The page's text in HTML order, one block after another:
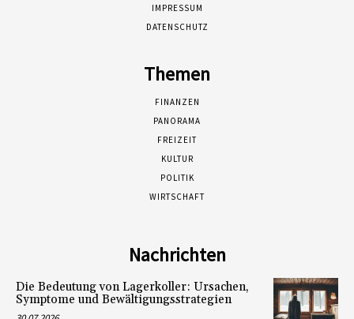
IMPRESSUM
DATENSCHUTZ
Themen
FINANZEN
PANORAMA
FREIZEIT
KULTUR
POLITIK
WIRTSCHAFT
Nachrichten
Die Bedeutung von Lagerkoller: Ursachen,
Symptome und Bewältigungsstrategien